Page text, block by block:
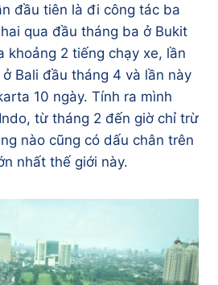
đầu tiên là đi công tác ba
qua đầu tháng ba ở Bukit
khoảng 2 tiếng chạy xe, lần
Bali đầu tháng 4 và lần này
10 ngày. Tính ra mình
từ tháng 2 đến giờ chỉ trừ
nào cũng có dấu chân trên
nhất thế giới này.